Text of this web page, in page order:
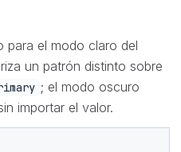
para el modo claro del
un patrón distinto sobre
; el modo oscuro
importar el valor.